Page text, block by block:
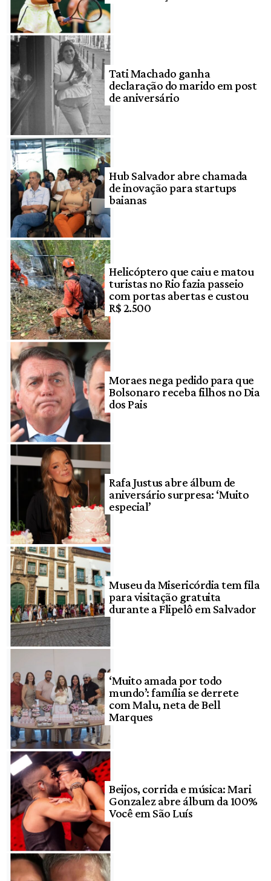
Tati Machado ganha
declaração do marido em post
de aniversário
Hub Salvador abre chamada
de inovação para startups
baianas
Helicóptero que caiu e matou
turistas no Rio fazia passeio
com portas abertas e custou
R$ 2.500
Moraes nega pedido para que
Bolsonaro receba filhos no Dia
dos Pais
Rafa Justus abre álbum de
aniversário surpresa: ‘Muito
especial’
Museu da Misericórdia tem fila
para visitação gratuita
durante a Flipelô em Salvador
‘Muito amada por todo
mundo’: família se derrete
com Malu, neta de Bell
Marques
Beijos, corrida e música: Mari
Gonzalez abre álbum da 100%
Você em São Luís